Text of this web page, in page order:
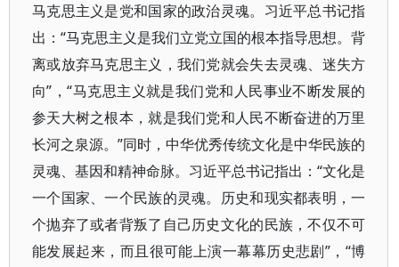
马克思主义是党和国家的政治灵魂。习近平总书记指
出：“马克思主义是我们立党立国的根本指导思想。背
离或放弃马克思主义，我们党就会失去灵魂、迷失方
向”，“马克思主义就是我们党和人民事业不断发展的
参天大树之根本，就是我们党和人民不断奋进的万里
长河之泉源。”同时，中华优秀传统文化是中华民族的
灵魂、基因和精神命脉。习近平总书记指出：“文化是
一个国家、一个民族的灵魂。历史和现实都表明，一
个抛弃了或者背叛了自己历史文化的民族，不仅不可
能发展起来，而且很可能上演一幕幕历史悲剧”，“博